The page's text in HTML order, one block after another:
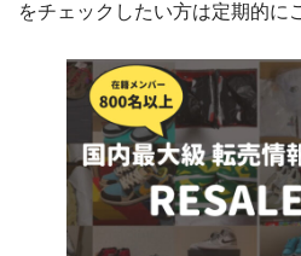
をチェックしたい方は定期的に